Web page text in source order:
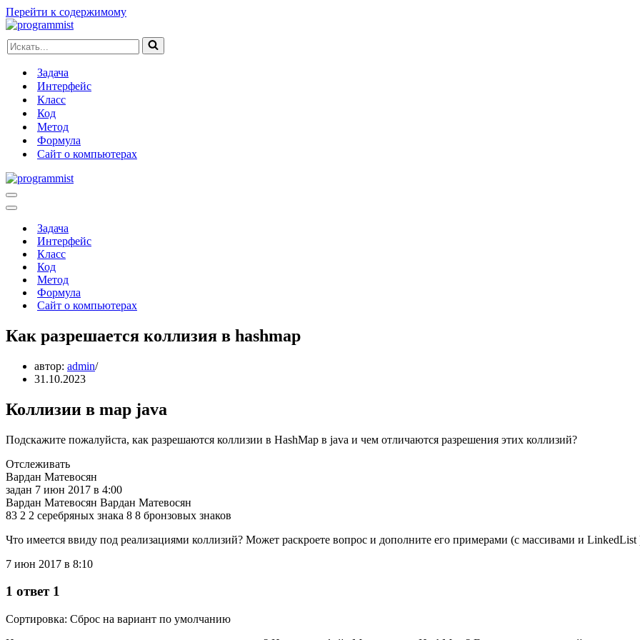
Перейти к содержимому
Искать...
Задача
Интерфейс
Класс
Код
Метод
Формула
Сайт о компьютерах
Меню
навигации
Меню
навигацииЗадача
Интерфейс
Класс
Код
Метод
Формула
Сайт о компьютерах
Как разрешается коллизия в hashmap
автор: admin
31.10.2023
Коллизии в map java
Подскажите пожалуйста, как разрешаются коллизии в HashMap в java и чем отличаются разрешения этих коллизий?
Отслеживать
Вардан Матевосян
задан 7 июн 2017 в 4:00
Вардан Матевосян Вардан Матевосян
83 2 2 серебряных знака 8 8 бронзовых знаков
Что имеется ввиду под реализациями коллизий? Может раскроете вопрос и дополните его примерами (с массивами и LinkedList
7 июн 2017 в 8:10
1 ответ 1
Сортировка: Сброс на вариант по умолчанию